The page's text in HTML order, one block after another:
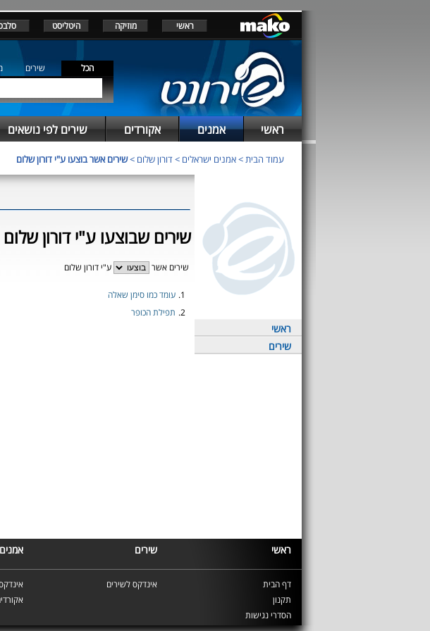
ראשי מוזיקה היטליסט
הכל שירים
ראשי אמנים אקורדים שירים לפי נושאים
עמוד הבית>אמנים ישראלים >דורון שלום >שירים אשר בוצעו ע"י דורון שלום
ראשי
שירים
שירים שבוצעו ע"י דורון שלום
שירים אשר ע"י דורון שלום
1. עומד כמו סימן שאלה
2. תפילת הכופר
ראשי שירים אמנים
דף הבית
תקנון
הסדרי נגישות
אינדקס לשירים